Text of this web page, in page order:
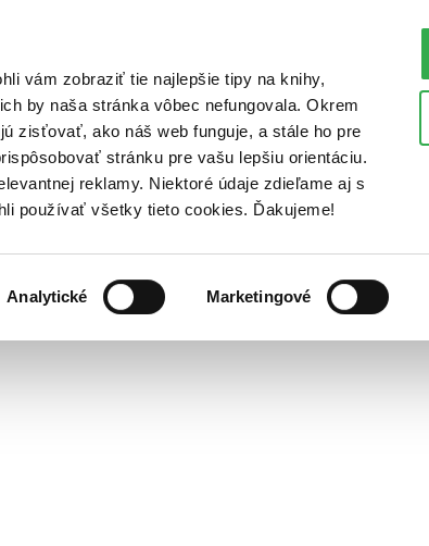
vám zobraziť tie najlepšie tipy na knihy,
by naša stránka vôbec nefungovala. Okrem
zisťovať, ako náš web funguje, a stále ho pre
stránku pre vašu lepšiu orientáciu.
reklamy. Niektoré údaje zdieľame aj s
používať všetky tieto cookies. Ďakujeme!
Analytické Marketingové